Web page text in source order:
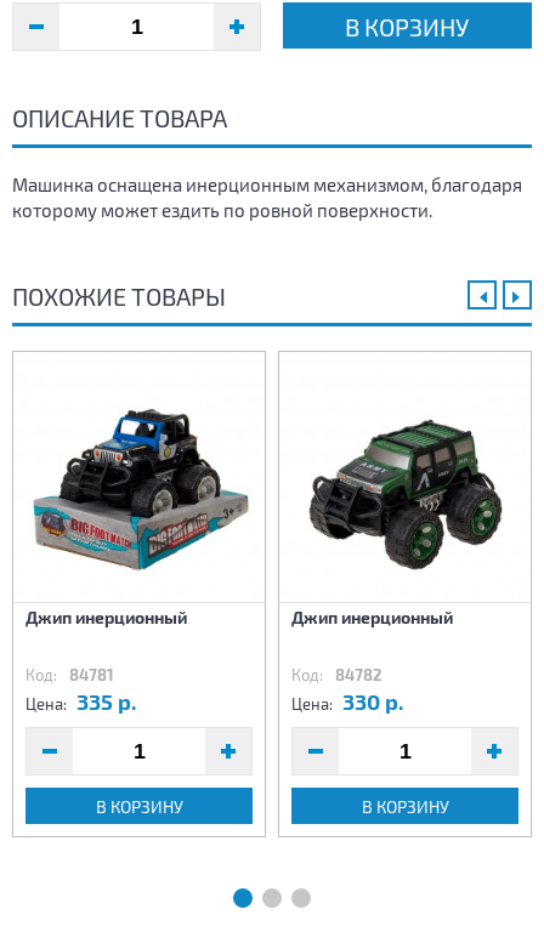
В КОРЗИНУ
ОПИСАНИЕ ТОВАРА
Машинка оснащена инерционным механизмом, благодаря
которому может ездить по ровной поверхности.
ПОХОЖИЕ ТОВАРЫ
Джип инерционный
Код: 84781
Цена: 335 р.
В КОРЗИНУ
Джип инерционный
Код: 84782
Цена: 330 р.
В КОРЗИНУ